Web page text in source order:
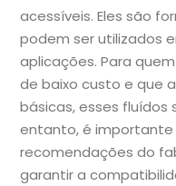
acessíveis. Eles são
podem ser utilizados
aplicações. Para
de baixo custo e que
básicas, esses fluídos
entanto, é
recomendações do
garantir a